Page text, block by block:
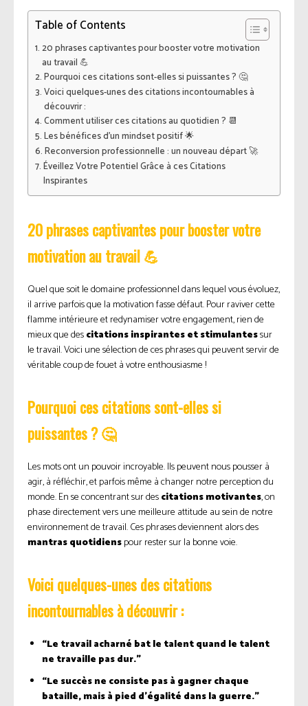
Table of Contents
20 phrases captivantes pour booster votre motivation
au travail 💪
Pourquoi ces citations sont-elles si puissantes ? 🤔
Voici quelques-unes des citations incontournables à
découvrir :
Comment utiliser ces citations au quotidien ? 📆
Les bénéfices d’un mindset positif 🌟
Reconversion professionnelle : un nouveau départ 🚀
Éveillez Votre Potentiel Grâce à ces Citations
Inspirantes
20 phrases captivantes pour booster votre
motivation au travail 💪
Quel que soit le domaine professionnel dans lequel vous évoluez,
il arrive parfois que la motivation fasse défaut. Pour raviver cette
flamme intérieure et redynamiser votre engagement, rien de
mieux que descitations inspirantes et stimulantessur
le travail. Voici une sélection de ces phrases qui peuvent servir de
véritable coup de fouet à votre enthousiasme !
Pourquoi ces citations sont-elles si
puissantes ? 🤔
Les mots ont un pouvoir incroyable. Ils peuvent nous pousser à
agir, à réfléchir, et parfois même à changer notre perception du
monde. En se concentrant sur descitations motivantes, on
phase directement vers une meilleure attitude au sein de notre
environnement de travail. Ces phrases deviennent alors des
mantras quotidienspour rester sur la bonne voie.
Voici quelques-unes des citations
incontournables à découvrir :
“Le travail acharné bat le talent quand le talent
ne travaille pas dur.”
“Le succès ne consiste pas à gagner chaque
bataille, mais à pied d’égalité dans la guerre.”